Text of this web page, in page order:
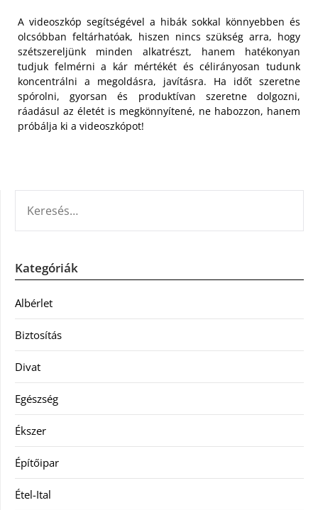
A videoszkóp segítségével a hibák sokkal könnyebben és
olcsóbban feltárhatóak, hiszen nincs szükség arra, hogy
szétszereljünk minden alkatrészt, hanem hatékonyan
tudjuk felmérni a kár mértékét és célirányosan tudunk
koncentrálni a megoldásra, javításra. Ha időt szeretne
spórolni, gyorsan és produktívan szeretne dolgozni,
ráadásul az életét is megkönnyítené, ne habozzon, hanem
próbálja ki a videoszkópot!
Kategóriák
Albérlet
Biztosítás
Divat
Egészség
Ékszer
Építőipar
Étel-Ital